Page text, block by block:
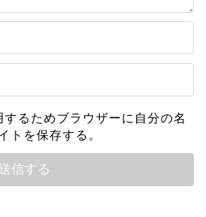
るためブラウザーに自分の名
トを保存する。